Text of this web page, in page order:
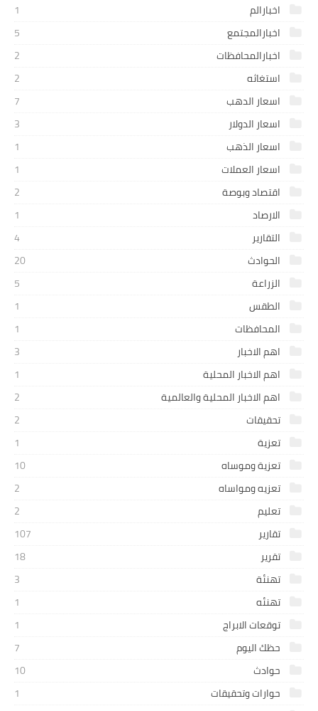
اخبارالم
1
اخبارالمجتمع
5
اخبارالمحافظات
2
استغاثه
2
اسعار الدهب
7
اسعار الدولار
3
اسعار الذهب
1
اسعار العملات
1
اقتصاد وبوصة
2
الارصاد
1
التقارير
4
الحوادث
20
الزراعة
5
الطقس
1
المحافظات
1
اهم الاخبار
3
اهم الاخبار المحلية
1
اهم الاخبار المحلية والعالمية
2
تحقيقات
2
تعزية
1
تعزية وموساه
10
تعزيه ومواساه
2
تعليم
2
تقارير
107
تقرير
18
تهنئة
3
تهنئه
1
توقعات الابراج
1
حظك اليوم
7
حوادث
10
حوارات وتحقيقات
1